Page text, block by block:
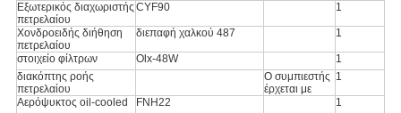
Εξωτερικός διαχωριστής
πετρελαίου
CYF90 1
Χονδροειδής διήθηση
πετρελαίου
διεπαφή χαλκού 487 1
στοιχείο φίλτρων Olx-48W
1
διακόπτης ροής
πετρελαίου
Ο συμπιεστής
έρχεται με
1
Αερόψυκτος oil-cooled FNH22
1